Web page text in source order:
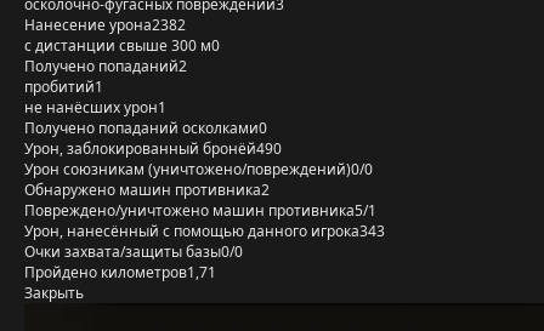
осколочно-фугасных повреждений3
Нанесение урона2382
с дистанции свыше 300 м0
Получено попаданий2
пробитий1
не нанёсших урон1
Получено попаданий осколками0
Урон, заблокированный бронёй490
Урон союзникам (уничтожено/повреждений)0/0
Обнаружено машин противника2
Повреждено/уничтожено машин противника5/1
Урон, нанесённый с помощью данного игрока343
Очки захвата/защиты базы0/0
Пройдено километров1,71
Закрыть